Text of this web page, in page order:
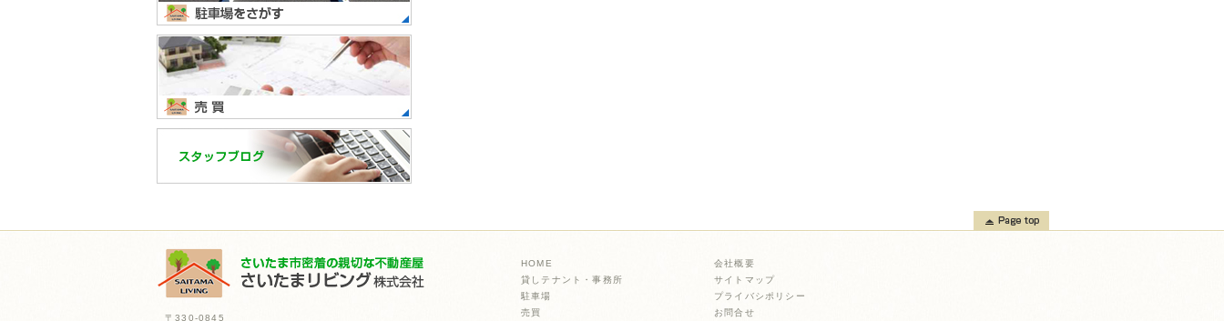
〒330-0845
HOME
貸しテナント・事務所
駐車場
売買
会社概要
サイトマップ
プライバシポリシー
お問合せ